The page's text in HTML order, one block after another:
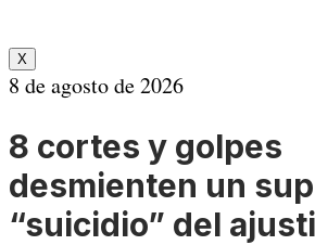
X
8 de agosto de 2026
8 cortes y golpes
desmienten un
“suicidio” del